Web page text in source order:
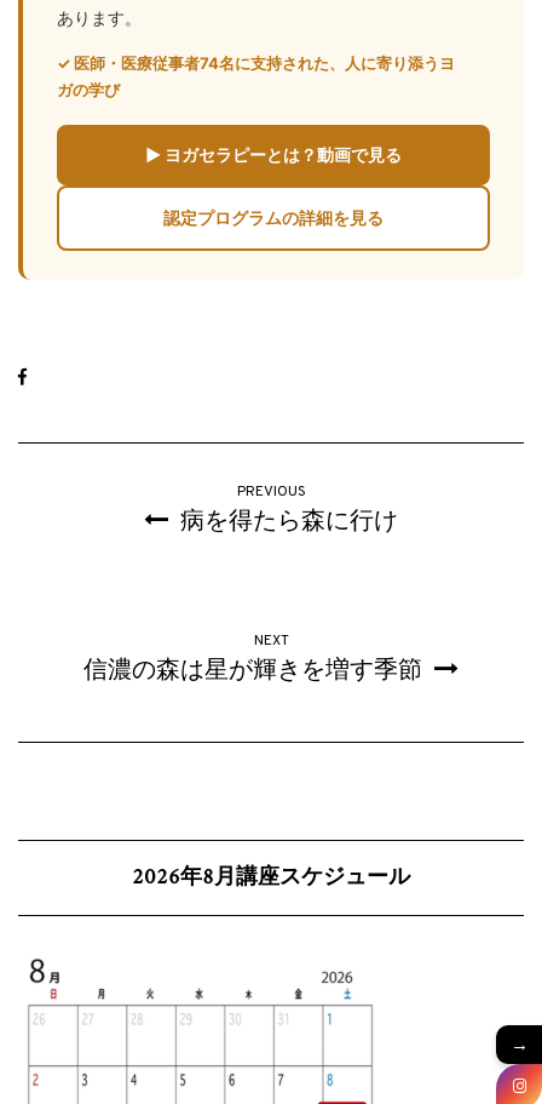
あります。
✓ 医師・医療従事者74名に支持された、人に寄り添うヨ
ガの学び
▶ ヨガセラピーとは？動画で見る
認定プログラムの詳細を見る
PREVIOUS
病を得たら森に行け
NEXT
信濃の森は星が輝きを増す季節
2026年8月講座スケジュール
→